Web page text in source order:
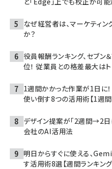
なぜ経営者は、マーケティ
か？
役員報酬ランキング、セブ
位！ 従業員との格差最大は
1週間かかった作業が1日
使い倒す8つの活用術【1週間
デザイン提案が「2週間→2
会社のAI活用法
明日からすぐに使える、
す活用術8選【週間ランキング